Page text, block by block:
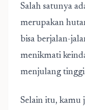
Salah satunya
merupakan
bisa berjalan-
menikmati
menjulang
Selain itu, kamu